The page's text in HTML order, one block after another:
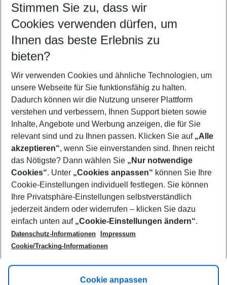
Abflughafen wählen
Beliebiger Abflughafen
Reisezeitraum wählen
10.08.26– 08.08.27 5-8 Nächte
2 Erwachsene Keine Kinder
Mehr Filter anzeigen
Footer
Footer navigation
Über uns
AGB
Cookie-Einstellungen ändern
Cookie-Richtlinie
Datenschutz
Service & Hilfe
Barrierefreies Reisen
Check-in
Flugbeschränkungen
Folgen Sie uns
Stimmen Sie zu, dass wir
Cookies verwenden dürfen, um
Ihnen das beste Erlebnis zu
bieten?
Wir verwenden Cookies und ähnliche Technologien, um
unsere Webseite für Sie funktionsfähig zu halten.
Dadurch können wir die Nutzung unserer Plattform
verstehen und verbessern, Ihnen Support bieten sowie
Inhalte, Angebote und Werbung anzeigen, die für Sie
relevant sind und zu Ihnen passen. Klicken Sie auf „Alle
akzeptieren“, wenn Sie einverstanden sind. Ihnen reicht
das Nötigste? Dann wählen Sie „Nur notwendige
Cookies“. Unter „Cookies anpassen“ können Sie Ihre
Cookie-Einstellungen individuell festlegen. Sie können
Ihre Privatsphäre-Einstellungen selbstverständlich
jederzeit ändern oder widerrufen – klicken Sie dazu
einfach unten auf „Cookie-Einstellungen ändern“.
Datenschutz-Informationen
Impressum
Cookie/Tracking-Informationen
Cookie anpassen